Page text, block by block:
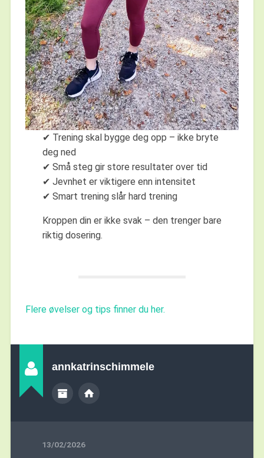
✔ Trening skal bygge deg opp – ikke bryte
deg ned
✔ Små steg gir store resultater over tid
✔ Jevnhet er viktigere enn intensitet
✔ Smart trening slår hard trening
Kroppen din er ikke svak – den trenger bare
riktig dosering.
Flere øvelser og tips finner du her.
annkatrinschimmele
13/02/2026